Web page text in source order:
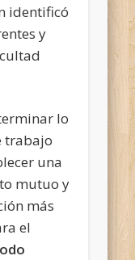
identificó
y
lo
trabajo
una
mutuo y
más
el